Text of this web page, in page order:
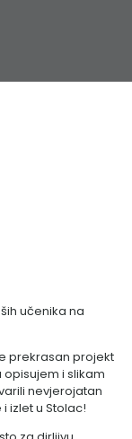
učenika na
prekrasan projekt
i slikam
nevjerojatan
izlet u Stolac!